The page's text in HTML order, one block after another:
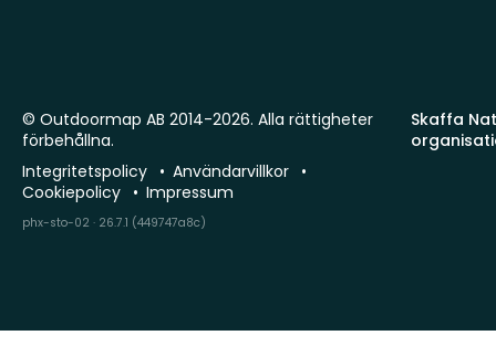
Skaffa
© Outdoormap AB 2014-2026. Alla rättigheter
förbehållna.
Integritetspolicy
Användarvillkor
Cookiepolicy
Impressum
phx-sto-02 · 26.7.1 (449747a8c)